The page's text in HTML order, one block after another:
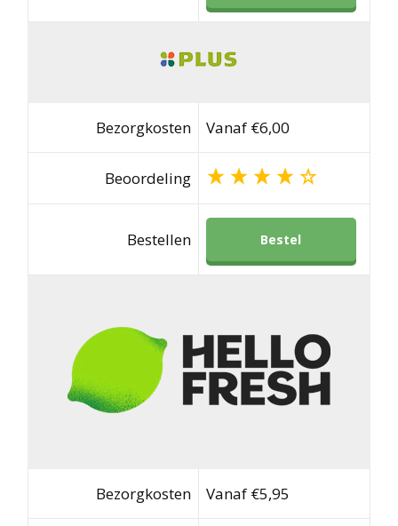
Bezorgkosten Vanaf €6,00
Beoordeling
Bestellen Bestel
Bezorgkosten Vanaf €5,95